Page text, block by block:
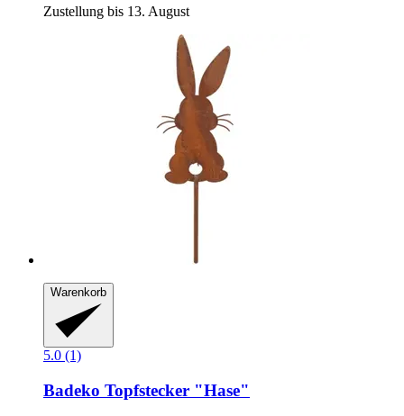
Zustellung bis 13. August
Warenkorb
5.0 (1)
Badeko Topfstecker "Hase"